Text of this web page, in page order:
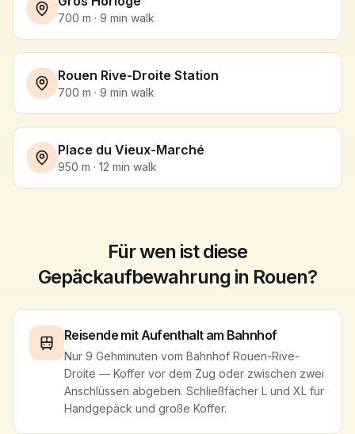
700 m · 9 min walk
Rouen Rive-Droite Station
700 m · 9 min walk
Place du Vieux-Marché
950 m · 12 min walk
Für wen ist diese
Gepäckaufbewahrung in Rouen?
Reisende mit Aufenthalt am Bahnhof
Nur 9 Gehminuten vom Bahnhof Rouen-Rive-
Droite — Koffer vor dem Zug oder zwischen zwei
Anschlüssen abgeben. Schließfächer L und XL für
Handgepäck und große Koffer.